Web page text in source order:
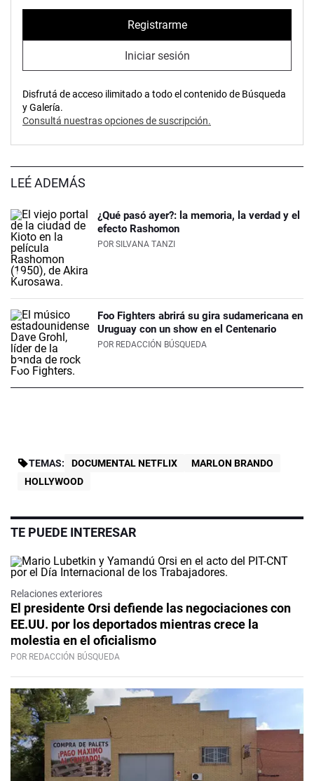
Registrarme
Iniciar sesión
Disfrutá de acceso ilimitado a todo el contenido de Búsqueda
y Galería.
Consultá nuestras opciones de suscripción.
LEÉ ADEMÁS
¿Qué pasó ayer?: la memoria, la verdad y el
efecto Rashomon
POR SILVANA TANZI
Foo Fighters abrirá su gira sudamericana en
Uruguay con un show en el Centenario
POR REDACCIÓN BÚSQUEDA
TEMAS: DOCUMENTAL NETFLIX
MARLON BRANDO
HOLLYWOOD
TE PUEDE INTERESAR
Relaciones exteriores
El presidente Orsi defiende las negociaciones con
EE.UU. por los deportados mientras crece la
molestia en el oficialismo
POR REDACCIÓN BÚSQUEDA